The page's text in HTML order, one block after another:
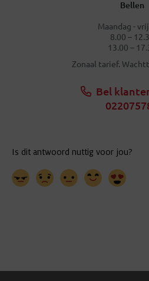
Bellen
Maandag -
8.00 –
13.00 –
Zonaal tarief.
Bel